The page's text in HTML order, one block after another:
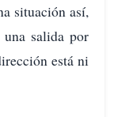
situación así,
salida por
está ni